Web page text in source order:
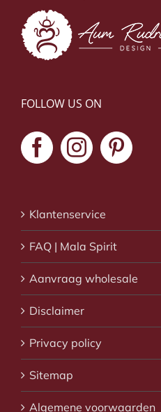
FOLLOW US ON
Klantenservice
FAQ | Mala Spirit
Aanvraag wholesale
Disclaimer
Privacy policy
Sitemap
Algemene voorwaarden